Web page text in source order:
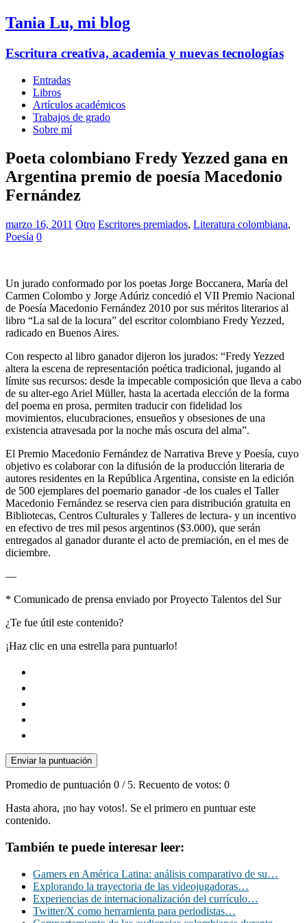
Tania Lu, mi blog
Escritura creativa, academia y nuevas tecnologías
Entradas
Libros
Artículos académicos
Trabajos de grado
Sobre mí
Poeta colombiano Fredy Yezzed gana en
Argentina premio de poesía Macedonio
Fernández
marzo 16, 2011 Otro Escritores premiados, Literatura colombiana,
Poesía 0
Un jurado conformado por los poetas Jorge Boccanera, María del
Carmen Colombo y Jorge Adúriz concedió el VII Premio Nacional
de Poesía Macedonio Fernández 2010 por sus méritos literarios al
libro “La sal de la locura” del escritor colombiano Fredy Yezzed,
radicado en Buenos Aires.
Con respecto al libro ganador dijeron los jurados: “Fredy Yezzed
altera la escena de representación poética tradicional, jugando al
límite sus recursos: desde la impecable composición que lleva a cabo
de su alter-ego Ariel Müller, hasta la acertada elección de la forma
del poema en prosa, permiten traducir con fidelidad los
movimientos, elucubraciones, ensueños y obsesiones de una
existencia atravesada por la noche más oscura del alma”.
El Premio Macedonio Fernández de Narrativa Breve y Poesía, cuyo
objetivo es colaborar con la difusión de la producción literaria de
autores residentes en la República Argentina, consiste en la edición
de 500 ejemplares del poemario ganador -de los cuales el Taller
Macedonio Fernández se reserva cien para distribución gratuita en
Bibliotecas, Centros Culturales y Talleres de lectura- y un incentivo
en efectivo de tres mil pesos argentinos ($3.000), que serán
entregados al ganador durante el acto de premiación, en el mes de
diciembre.
—
* Comunicado de prensa enviado por Proyecto Talentos del Sur
¿Te fue útil este contenido?
¡Haz clic en una estrella para puntuarlo!
Enviar la puntuación
Promedio de puntuación 0 / 5. Recuento de votos: 0
Hasta ahora, ¡no hay votos!. Se el primero en puntuar este
contenido.
También te puede interesar leer:
Gamers en América Latina: análisis comparativo de su…
Explorando la trayectoria de las videojugadoras…
Experiencias de internacionalización del currículo…
Twitter/X como herramienta para periodistas…